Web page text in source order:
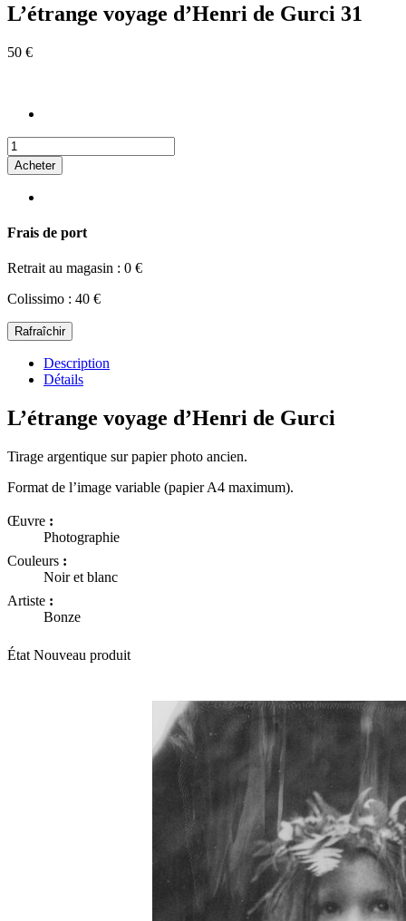
L’étrange voyage d’Henri de Gurci 31
50 €
Acheter
Frais de port
Retrait au magasin : 0 €
Colissimo : 40 €
Description
Détails
L’étrange voyage d’Henri de Gurci
Tirage argentique sur papier photo ancien.
Format de l’image variable (papier A4 maximum).
Œuvre :
Photographie
Couleurs :
Noir et blanc
Artiste :
Bonze
État Nouveau produit